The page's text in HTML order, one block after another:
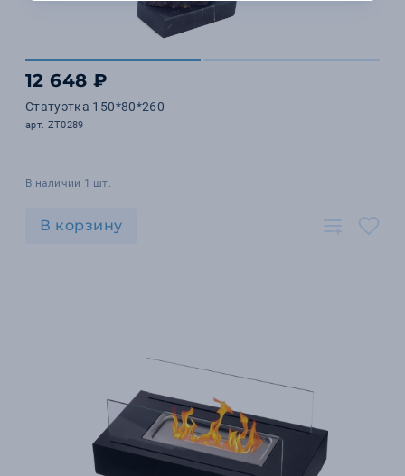
12 648 ₽
Статуэтка 150*80*260
арт. ZT0289
В наличии 1 шт.
В корзину